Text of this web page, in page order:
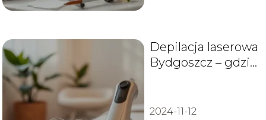
Depilacja laserowa
Bydgoszcz – gdzie
2024-11-12